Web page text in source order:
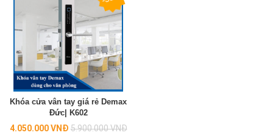
Khóa cửa vân tay giá rẻ Demax
Đức| K602
4.050.000 VNĐRegular
5.900.000 VNĐ